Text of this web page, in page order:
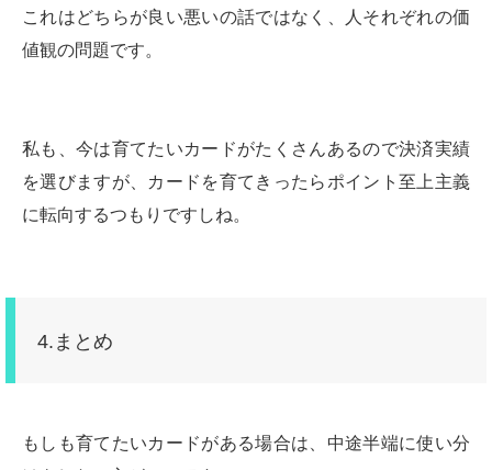
これはどちらが良い悪いの話ではなく、人それぞれの価
値観の問題です。
私も、今は育てたいカードがたくさんあるので決済実績
を選びますが、カードを育てきったらポイント至上主義
に転向するつもりですしね。
4.まとめ
もしも育てたいカードがある場合は、中途半端に使い分